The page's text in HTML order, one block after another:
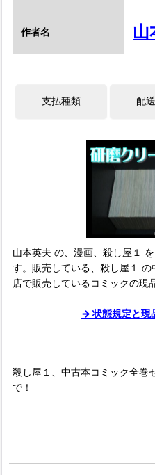
作者名 山
山本英夫 の、漫画、殺し屋１
す。販売している、殺し屋１
店で販売しているコミックの現
→ 状態規定と現
殺し屋１、中古本コミック全巻
で！